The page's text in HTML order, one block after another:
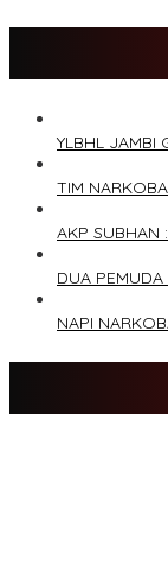
YLBHL JAMBI
TIM
AKP SUBHAN
DUA
NAPI